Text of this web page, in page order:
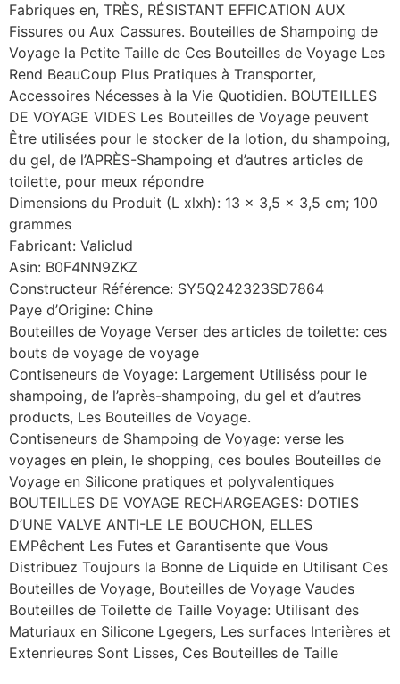
Fabriques en, TRÈS, RÉSISTANT EFFICATION AUX
Fissures ou Aux Cassures. Bouteilles de Shampoing de
Voyage la Petite Taille de Ces Bouteilles de Voyage Les
Rend BeauCoup Plus Pratiques à Transporter,
Accessoires Nécesses à la Vie Quotidien. BOUTEILLES
DE VOYAGE VIDES Les Bouteilles de Voyage peuvent
Être utilisées pour le stocker de la lotion, du shampoing,
du gel, de l’APRÈS-Shampoing et d’autres articles de
toilette, pour meux répondre
Dimensions du Produit (L xlxh): 13 x 3,5 x 3,5 cm; 100
grammes
Fabricant: Valiclud
Asin: B0F4NN9ZKZ
Constructeur Référence: SY5Q242323SD7864
Paye d’Origine: Chine
Bouteilles de Voyage Verser des articles de toilette: ces
bouts de voyage de voyage
Contiseneurs de Voyage: Largement Utiliséss pour le
shampoing, de l’après-shampoing, du gel et d’autres
products, Les Bouteilles de Voyage.
Contiseneurs de Shampoing de Voyage: verse les
voyages en plein, le shopping, ces boules Bouteilles de
Voyage en Silicone pratiques et polyvalentiques
BOUTEILLES DE VOYAGE RECHARGEAGES: DOTIES
D’UNE VALVE ANTI-LE LE BOUCHON, ELLES
EMPêchent Les Futes et Garantisente que Vous
Distribuez Toujours la Bonne de Liquide en Utilisant Ces
Bouteilles de Voyage, Bouteilles de Voyage Vaudes
Bouteilles de Toilette de Taille Voyage: Utilisant des
Maturiaux en Silicone Lgegers, Les surfaces Interières et
Extenrieures Sont Lisses, Ces Bouteilles de Taille